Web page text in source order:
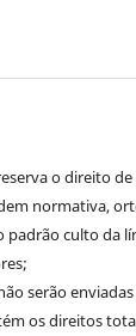
o direito
normativa,
padrão culto da
serão
os direitos